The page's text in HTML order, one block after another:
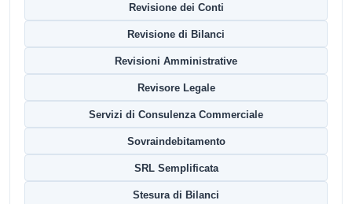
Revisione dei Conti
Revisione di Bilanci
Revisioni Amministrative
Revisore Legale
Servizi di Consulenza Commerciale
Sovraindebitamento
SRL Semplificata
Stesura di Bilanci